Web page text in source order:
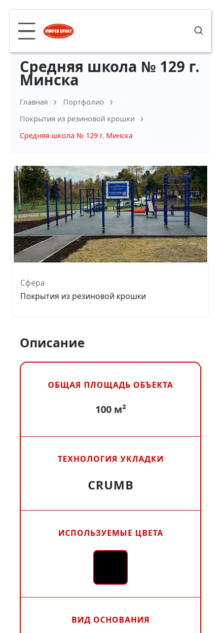
Средняя школа № 129 г.
Минска
Главная
Портфолио
Покрытия из резиновой крошки
Средняя школа № 129 г. Минска
Сфера
Покрытия из резиновой крошки
Описание
ОБЩАЯ ПЛОЩАДЬ ОБЪЕКТА
100 м²
ТЕХНОЛОГИЯ УКЛАДКИ
CRUMB
ИСПОЛЬЗУЕМЫЕ ЦВЕТА
ВИД ОСНОВАНИЯ